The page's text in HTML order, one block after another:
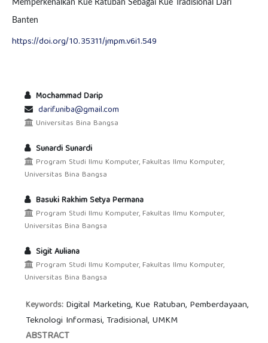
Memperkenalkan Kue Ratuban Sebagai Kue Tradisional Dari
Banten
https://doi.org/10.35311/jmpm.v6i1.549
Mochammad Darip
darif.uniba@gmail.com
Universitas Bina Bangsa
Sunardi Sunardi
Program Studi Ilmu Komputer, Fakultas Ilmu Komputer,
Universitas Bina Bangsa
Basuki Rakhim Setya Permana
Program Studi Ilmu Komputer, Fakultas Ilmu Komputer,
Universitas Bina Bangsa
Sigit Auliana
Program Studi Ilmu Komputer, Fakultas Ilmu Komputer,
Universitas Bina Bangsa
Keywords: Digital Marketing, Kue Ratuban, Pemberdayaan,
Teknologi Informasi, Tradisional, UMKM
ABSTRACT